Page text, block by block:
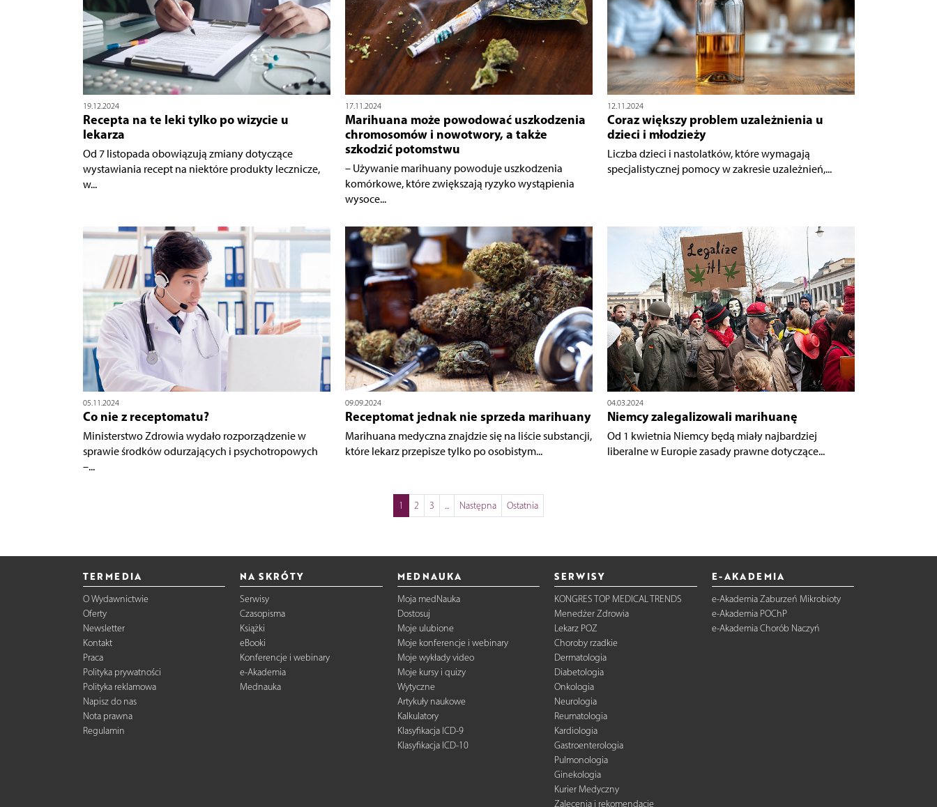
19.12.2024
Recepta na te leki tylko po wizycie u
lekarza
Od 7 listopada obowiązują zmiany dotyczące
wystawiania recept na niektóre produkty lecznicze,
w...
17.11.2024
Marihuana może powodować uszkodzenia
chromosomów i nowotwory, a także
szkodzić potomstwu
– Używanie marihuany powoduje uszkodzenia
komórkowe, które zwiększają ryzyko wystąpienia
wysoce...
12.11.2024
Coraz większy problem uzależnienia u
dzieci i młodzieży
Liczba dzieci i nastolatków, które wymagają
specjalistycznej pomocy w zakresie uzależnień,...
05.11.2024
Co nie z receptomatu?
Ministerstwo Zdrowia wydało rozporządzenie w
sprawie środków odurzających i psychotropowych
–...
09.09.2024
Receptomat jednak nie sprzeda marihuany
Marihuana medyczna znajdzie się na liście substancji,
które lekarz przepisze tylko po osobistym...
04.03.2024
Niemcy zalegalizowali marihuanę
Od 1 kwietnia Niemcy będą miały najbardziej
liberalne w Europie zasady prawne dotyczące...
1 2 3 ... Następna Ostatnia
TERMEDIA
O Wydawnictwie
Oferty
Newsletter
Kontakt
Praca
Polityka prywatności
Polityka reklamowa
Napisz do nas
Nota prawna
Regulamin
NA SKRÓTY
Serwisy
Czasopisma
Książki
eBooki
Konferencje i webinary
e-Akademia
Mednauka
MEDNAUKA
Moja medNauka
Dostosuj
Moje ulubione
Moje konferencje i webinary
Moje wykłady video
Moje kursy i quizy
Wytyczne
Artykuły naukowe
Kalkulatory
Klasyfikacja ICD-9
Klasyfikacja ICD-10
SERWISY
KONGRES TOP MEDICAL TRENDS
Menedżer Zdrowia
Lekarz POZ
Choroby rzadkie
Dermatologia
Diabetologia
Onkologia
Neurologia
Reumatologia
Kardiologia
Gastroenterologia
Pulmonologia
Ginekologia
Kurier Medyczny
Zalecenia i rekomendacje
E-AKADEMIA
e-Akademia Zaburzeń Mikrobioty
e-Akademia POChP
e-Akademia Chorób Naczyń